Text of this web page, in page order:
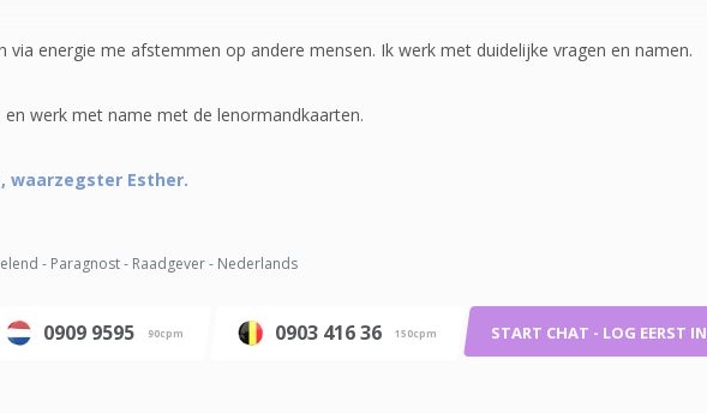
via energie me afstemmen op andere mensen. Ik werk met duidelijke vragen en namen.
werk met name met de lenormandkaarten.
waarzegster Esther.
- Paragnost - Raadgever - Nederlands
0909 9595 90cpm 0903 416 36 150cpm START CHAT - LOG EERST IN